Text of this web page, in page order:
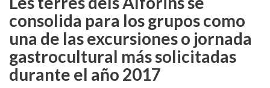
consolida para los grupos como
una de las excursiones o jornada
gastrocultural más solicitadas
durante el año 2017